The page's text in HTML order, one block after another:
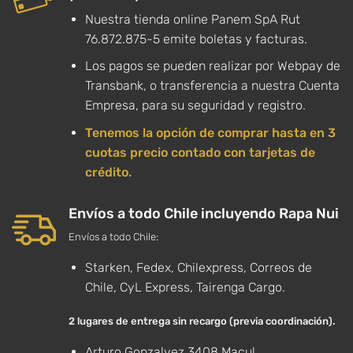
Nuestra tienda online Panem SpA Rut
76.872.875-5 emite boletas y facturas.
Los pagos se pueden realizar por Webpay de
Transbank, o transferencia a nuestra Cuenta
Empresa, para su seguridad y registro.
Tenemos la opción de comprar hasta en 3
cuotas precio contado con tarjetas de
crédito.
Envíos a todo Chile incluyendo Rapa Nui
Envíos a todo Chile:
Starken, Fedex, Chilexpress, Correos de
Chile, CyL Express, Tairenga Cargo.
2 lugares de entrega sin recargo (previa coordinación).